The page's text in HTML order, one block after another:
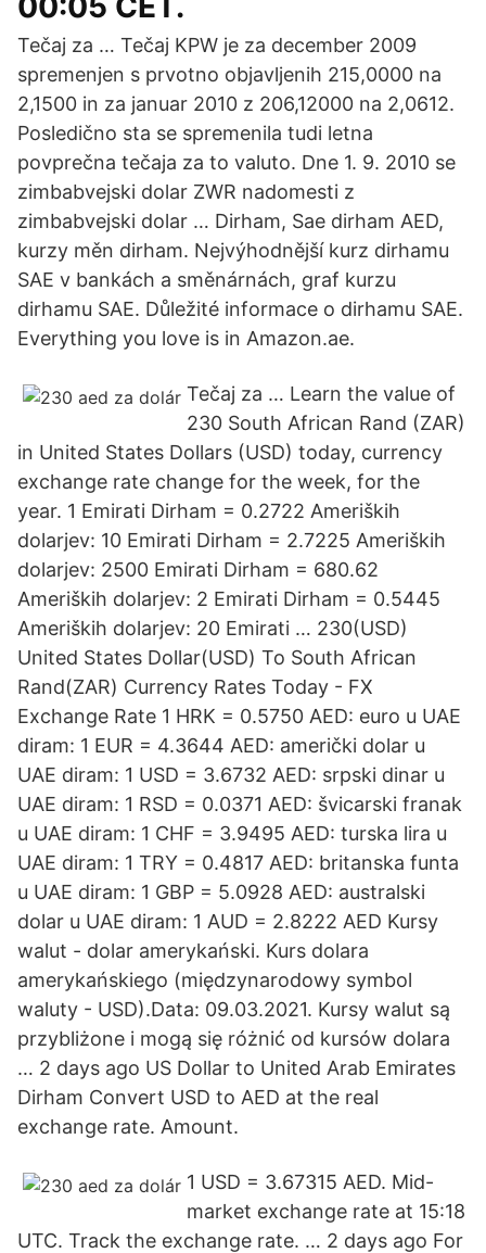
Tečaj za … Tečaj KPW je za december 2009
spremenjen s prvotno objavljenih 215,0000 na
2,1500 in za januar 2010 z 206,12000 na 2,0612.
Posledično sta se spremenila tudi letna
povprečna tečaja za to valuto. Dne 1. 9. 2010 se
zimbabvejski dolar ZWR nadomesti z
zimbabvejski dolar … Dirham, Sae dirham AED,
kurzy měn dirham. Nejvýhodnější kurz dirhamu
SAE v bankách a směnárnách, graf kurzu
dirhamu SAE. Důležité informace o dirhamu SAE.
Everything you love is in Amazon.ae.
Tečaj za … Learn the value of
230 South African Rand (ZAR)
in United States Dollars (USD) today, currency
exchange rate change for the week, for the
year. 1 Emirati Dirham = 0.2722 Ameriških
dolarjev: 10 Emirati Dirham = 2.7225 Ameriških
dolarjev: 2500 Emirati Dirham = 680.62
Ameriških dolarjev: 2 Emirati Dirham = 0.5445
Ameriških dolarjev: 20 Emirati … 230(USD)
United States Dollar(USD) To South African
Rand(ZAR) Currency Rates Today - FX
Exchange Rate 1 HRK = 0.5750 AED: euro u UAE
diram: 1 EUR = 4.3644 AED: američki dolar u
UAE diram: 1 USD = 3.6732 AED: srpski dinar u
UAE diram: 1 RSD = 0.0371 AED: švicarski franak
u UAE diram: 1 CHF = 3.9495 AED: turska lira u
UAE diram: 1 TRY = 0.4817 AED: britanska funta
u UAE diram: 1 GBP = 5.0928 AED: australski
dolar u UAE diram: 1 AUD = 2.8222 AED Kursy
walut - dolar amerykański. Kurs dolara
amerykańskiego (międzynarodowy symbol
waluty - USD).Data: 09.03.2021. Kursy walut są
przybliżone i mogą się różnić od kursów dolara
… 2 days ago US Dollar to United Arab Emirates
Dirham Convert USD to AED at the real
exchange rate. Amount.
1 USD = 3.67315 AED. Mid-
market exchange rate at 15:18
UTC. Track the exchange rate. … 2 days ago For